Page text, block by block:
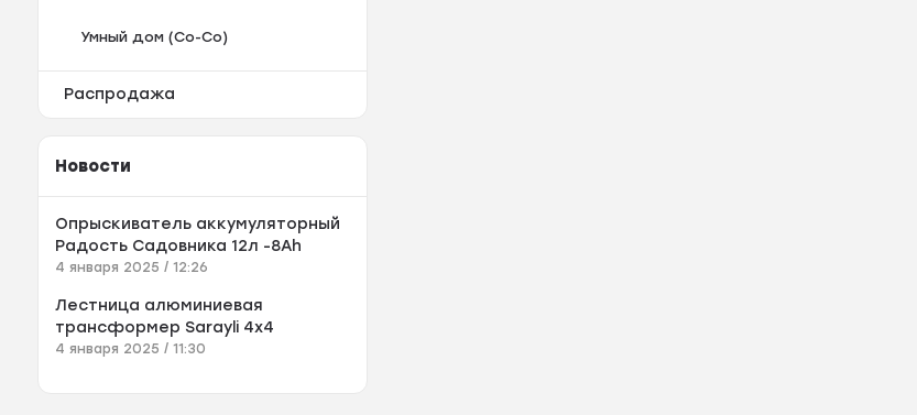
Умный дом (Со-Со)
Распродажа
Новости
Опрыскиватель аккумуляторный
Радость Садовника 12л -8Аh
4 января 2025 / 12:26
Лестница алюминиевая
трансформер Sarayli 4x4
4 января 2025 / 11:30